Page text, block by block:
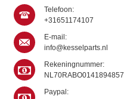
Telefoon:
+31651174107
E-mail:
info@kesselparts.nl
Rekeningnummer:
NL70RABO0141894857
Paypal: